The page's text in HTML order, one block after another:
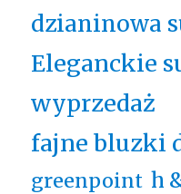
dzianinowa
Eleganckie
wyprzedaż
fajne bluzki
greenpoint h